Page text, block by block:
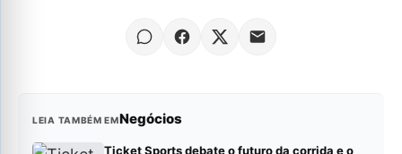
LEIA TAMBÉM EMNegócios
Ticket Sports debate o futuro da corrida e o